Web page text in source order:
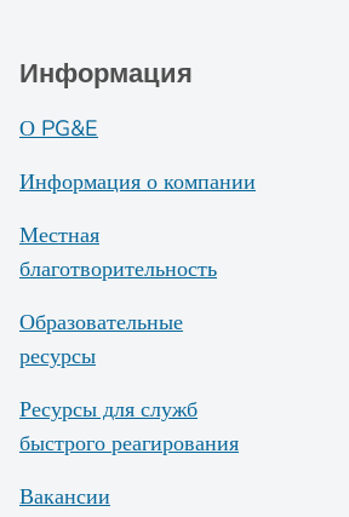
Информация
О PG&E
Информация о компании
Местная
благотворительность
Образовательные
ресурсы
Ресурсы для служб
быстрого реагирования
Вакансии